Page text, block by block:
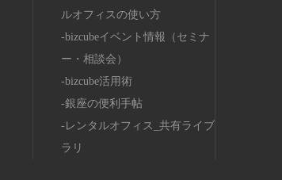
ルオフィスの使い方
bizcubeイベント情報（セミナ
ー・相談会）
bizcube活用術
銀座の便利手帖
レンタルオフィス_共有ライブ
ラリ